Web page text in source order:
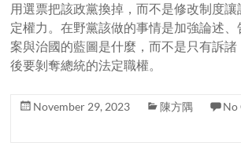
用選票把該政黨換掉，而不是修改制度
定權力。在野黨該做的事情是加強論述
案與治國的藍圖是什麼，而不是只有訴
後要剝奪總統的法定職權。
November 29, 2023 陳方隅
No